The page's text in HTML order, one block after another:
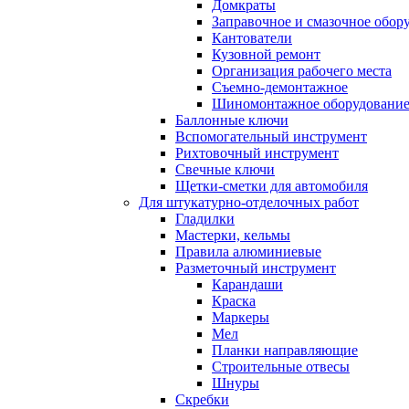
Домкраты
Заправочное и смазочное
Кантователи
Кузовной ремонт
Организация рабочего места
Съемно-демонтажное
Шиномонтажное оборудование
Баллонные ключи
Вспомогательный инструмент
Рихтовочный инструмент
Свечные ключи
Щетки-сметки для автомобиля
Для штукатурно-отделочных работ
Гладилки
Мастерки, кельмы
Правила алюминиевые
Разметочный инструмент
Карандаши
Краска
Маркеры
Мел
Планки направляющие
Строительные отвесы
Шнуры
Скребки